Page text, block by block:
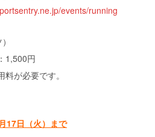
events/running
1,500円
が必要です。
17日（火）まで